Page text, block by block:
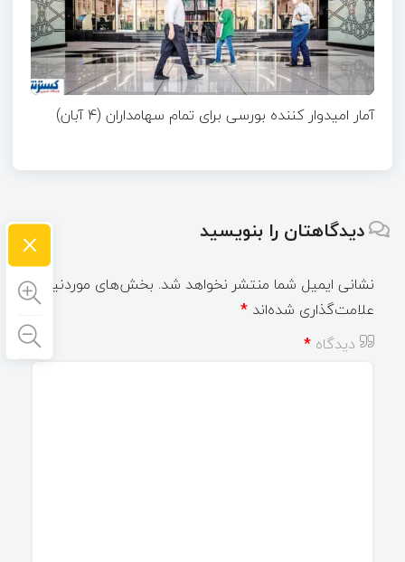
آمار امیدوار کننده بورسی برای تمام سهامداران (۴ آبان)
دیدگاهتان را بنویسید
نشانی ایمیل شما منتشر نخواهد شد. بخش‌های موردنیاز
علامت‌گذاری شده‌اند *
دیدگاه *
×